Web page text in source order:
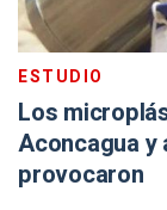
ESTUDIO
Los
Aconcagua y
provocaron